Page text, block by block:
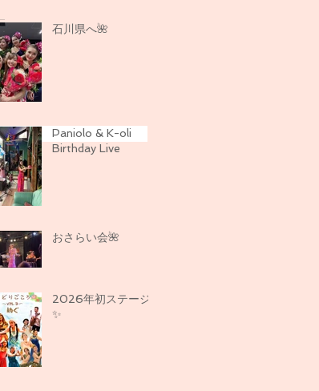
石川県へ🌺
Paniolo & K-oli
Birthday Live
おさらい会🌺
2026年初ステージ
✨